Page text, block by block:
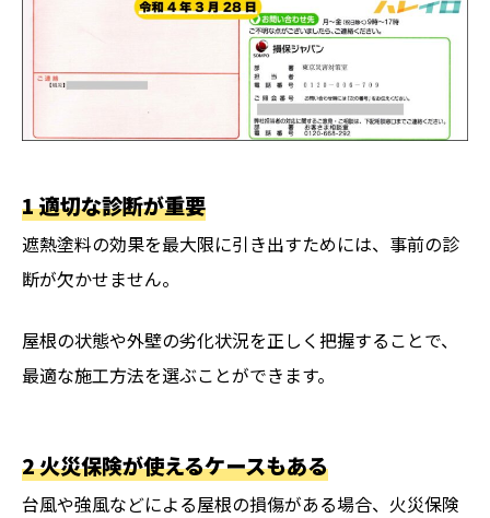
1 適切な診断が重要
遮熱塗料の効果を最大限に引き出すためには、事前の診
断が欠かせません。
屋根の状態や外壁の劣化状況を正しく把握することで、
最適な施工方法を選ぶことができます。
2 火災保険が使えるケースもある
台風や強風などによる屋根の損傷がある場合、火災保険